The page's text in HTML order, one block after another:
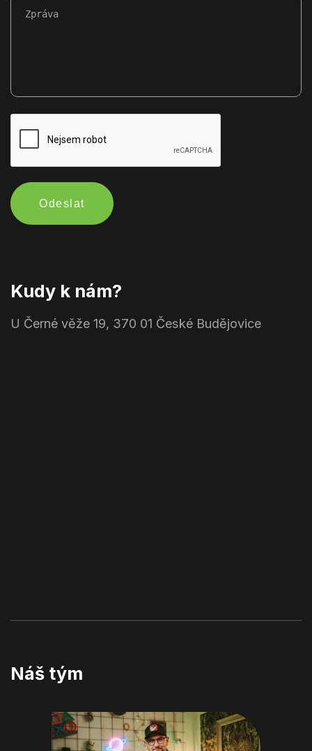
Odeslat
Kudy k nám?
U Černé věže 19, 370 01 České Budějovice
Náš tým